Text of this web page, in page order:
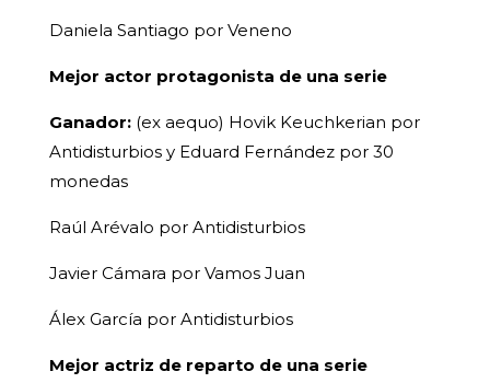
Daniela Santiago por Veneno
Mejor actor protagonista de una serie
Ganador:(ex aequo) Hovik Keuchkerian por
Antidisturbios y Eduard Fernández por 30
monedas
Raúl Arévalo por Antidisturbios
Javier Cámara por Vamos Juan
Álex García por Antidisturbios
Mejor actriz de reparto de una serie